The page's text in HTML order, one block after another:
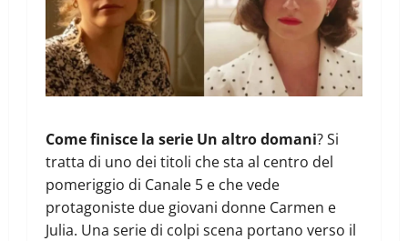
Come finisce la serie Un altro domani? Si
tratta di uno dei titoli che sta al centro del
pomeriggio di Canale 5 e che vede
protagoniste due giovani donne Carmen e
Julia. Una serie di colpi scena portano verso il